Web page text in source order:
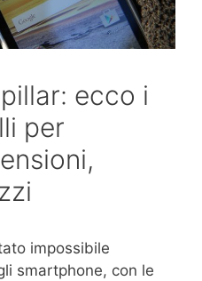
ecco i
per
impossibile
smartphone, con le